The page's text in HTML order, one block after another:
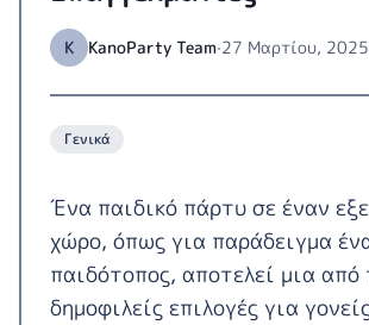
K KanoParty Team·27 Μαρτίου, 2025
Γενικά
Ένα παιδικό πάρτυ σε έναν
χώρο, όπως για παράδειγμα
παιδότοπος, αποτελεί μια από
δημοφιλείς επιλογές για